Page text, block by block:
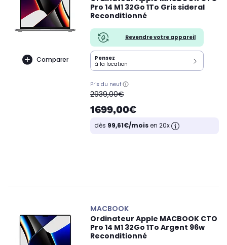
Comparer
Pro 14 M1 32Go 1To Gris sideral
Reconditionné
Revendre votre appareil
Pensez
à la location
Prix du neuf
oldPrice
2939,00€
1699,00€
dès 99,61€/moisen 20x
MACBOOK
Ordinateur Apple MACBOOK CTO
Pro 14 M1 32Go 1To Argent 96w
Reconditionné